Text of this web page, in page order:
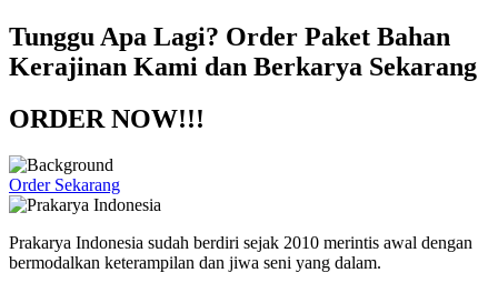
Tunggu Apa Lagi? Order Paket Bahan
Kerajinan Kami dan Berkarya Sekarang
ORDER NOW!!!
Order Sekarang
Prakarya Indonesia sudah berdiri sejak 2010 merintis awal dengan
bermodalkan keterampilan dan jiwa seni yang dalam.